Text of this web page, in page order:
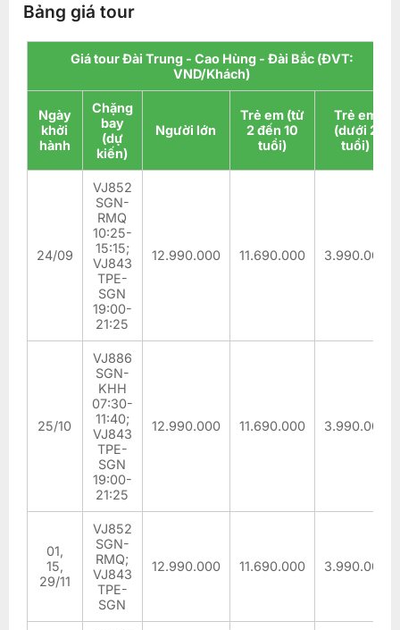
Bảng giá tour
Giá tour Đài Trung - Cao Hùng - Đài Bắc (ĐVT:
VND/Khách)
Ngày
khởi
hành
Chặng
bay
(dự
kiến)
Người lớn
Trẻ em (từ
2 đến 10
tuổi)
Trẻ em
(dưới 2
tuổi)
24/09
VJ852
SGN-
RMQ
10:25-
15:15;
VJ843
TPE-
SGN
19:00-
21:25
12.990.000 11.690.000 3.990.000
25/10
VJ886
SGN-
KHH
07:30-
11:40;
VJ843
TPE-
SGN
19:00-
21:25
12.990.000 11.690.000 3.990.000
01,
15,
29/11
VJ852
SGN-
RMQ;
VJ843
TPE-
SGN
12.990.000 11.690.000 3.990.000